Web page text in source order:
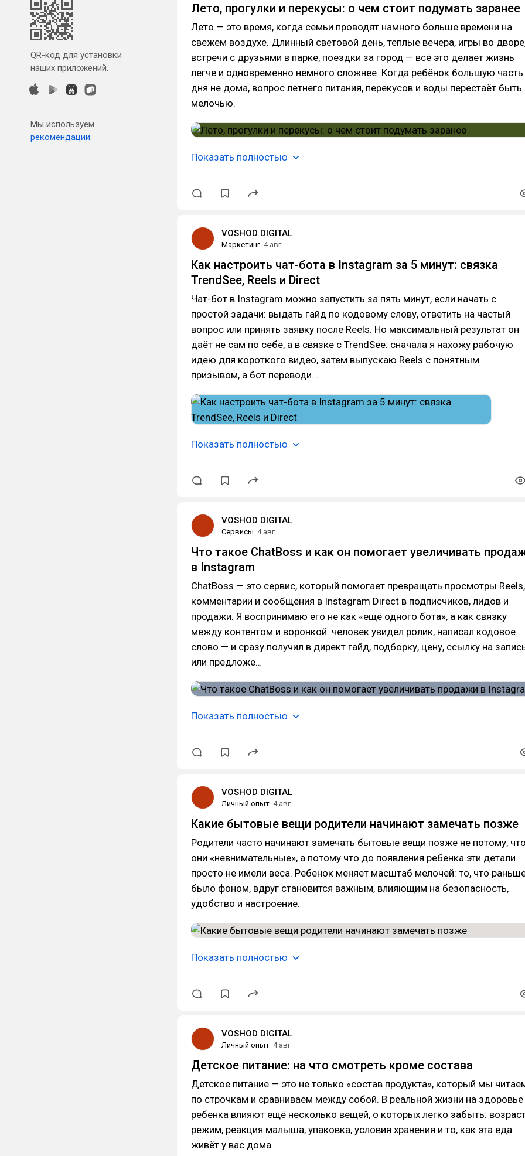
QR-код для установки
наших приложений.
Мы используем
рекомендации.
Лето, прогулки и перекусы: о чем стоит подумать заранее
Лето — это время, когда семьи проводят намного больше времени на
свежем воздухе. Длинный световой день, теплые вечера, игры во
встречи с друзьями в парке, поездки за город — всё это делает жизнь
легче и одновременно немного сложнее. Когда ребёнок большую часть
дня не дома, вопрос летнего питания, перекусов и воды перестаёт быть
мелочью.
Показать полностью
VOSHOD DIGITAL
Маркетинг 4 авг
Как настроить чат-бота в Instagram за 5 минут: связка
TrendSee, Reels и Direct
Чат-бот в Instagram можно запустить за пять минут, если начать с
простой задачи: выдать гайд по кодовому слову, ответить на частый
вопрос или принять заявку после Reels. Но максимальный результат он
даёт не сам по себе, а в связке с TrendSee: сначала я нахожу рабочую
идею для короткого видео, затем выпускаю Reels с понятным
призывом, а бот переводи…
Показать полностью
VOSHOD DIGITAL
Сервисы 4 авг
Что такое ChatBoss и как он помогает увеличивать
в Instagram
ChatBoss — это сервис, который помогает превращать просмотры Reels,
комментарии и сообщения в Instagram Direct в подписчиков, лидов и
продажи. Я воспринимаю его не как «ещё одного бота», а как связку
между контентом и воронкой: человек увидел ролик, написал кодовое
слово — и сразу получил в директ гайд, подборку, цену, ссылку на
или предложе…
Показать полностью
VOSHOD DIGITAL
Личный опыт 4 авг
Какие бытовые вещи родители начинают замечать позже
Родители часто начинают замечать бытовые вещи позже не потому,
они «невнимательные», а потому что до появления ребенка эти детали
просто не имели веса. Ребенок меняет масштаб мелочей: то, что
было фоном, вдруг становится важным, влияющим на безопасность,
удобство и настроение.
Показать полностью
VOSHOD DIGITAL
Личный опыт 4 авг
Детское питание: на что смотреть кроме состава
Детское питание — это не только «состав продукта», который мы
по строчкам и сравниваем между собой. В реальной жизни на здоровье
ребенка влияют ещё несколько вещей, о которых легко забыть:
режим, реакция малыша, упаковка, условия хранения и то, как эта еда
живёт у вас дома.